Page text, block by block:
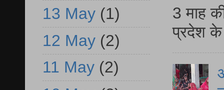
3 माह
प्रदेश
13 May (1)
12 May (2)
11 May (2)